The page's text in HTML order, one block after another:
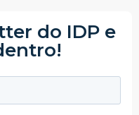
do IDP e